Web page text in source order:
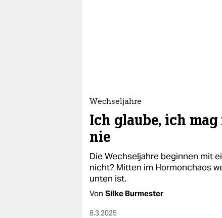
Wechseljahre
Ich glaube, ich
nie
Die Wechseljahre beginnen mit
nicht? Mitten im Hormonchaos
unten ist.
Von Silke Burmester
8.3.2025